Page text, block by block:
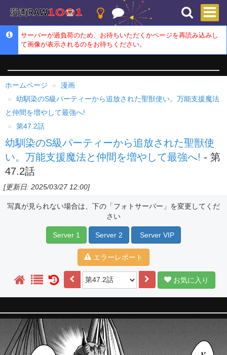
サーバーが過負荷のため、お待ちいただくかページを再読み込みし
て画像が表示されるのをお待ちください。
ホームページ
漫画
幼馴染のS級パーティーから追放された聖獣使い。万能支援魔法
と仲間を増やして最強へ!
第47.2話
幼馴染のS級パーティーから追放された聖獣使
い。万能支援魔法と仲間を増やして最強へ! - 第
47.2話
[更新日: 2025/03/27 12:00]
写真が見られない場合は、下の「フォトサーバー」を変更してくだ
さい
Server 1 Server 2 Server VIP
エラーレポート
1 お気に入り